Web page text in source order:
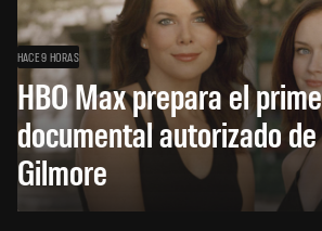
HACE 9 HORAS
HBO Max prepara el
documental autorizado
Gilmore